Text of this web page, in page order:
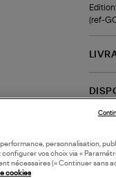
(ref-
personnalisation,
vos choix via «
nécessaires (« Continuer sans
cookies